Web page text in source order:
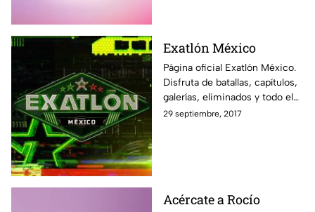
Exatlón México
Página oficial Exatlón México.
Disfruta de batallas, capítulos,
galerías, eliminados y todo el
contenido exclusivo fuera de la
29 septiembre, 2017
Acércate a Rocío